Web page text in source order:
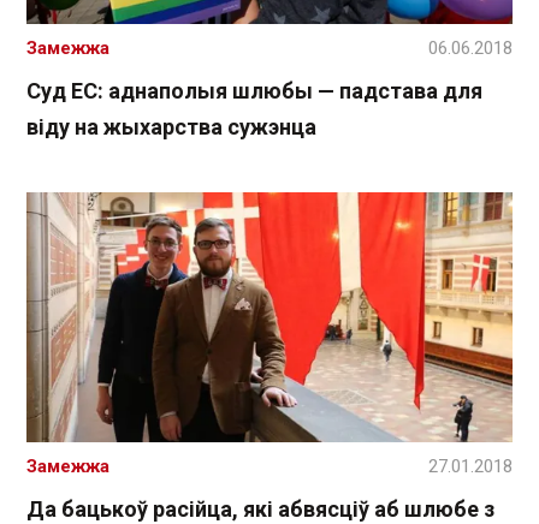
Суд ЕС: аднаполыя шлюбы — падстава для
віду на жыхарства сужэнца
Замежжа 06.06.2018
Да бацькоў расійца, які абвясціў аб шлюбе з
Замежжа 27.01.2018